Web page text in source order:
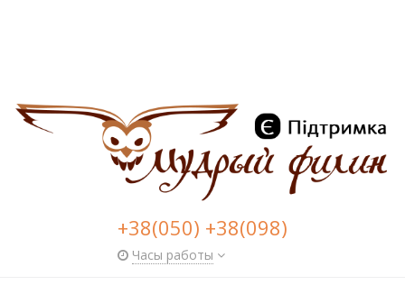
+38(050) +38(098)
Часы работы